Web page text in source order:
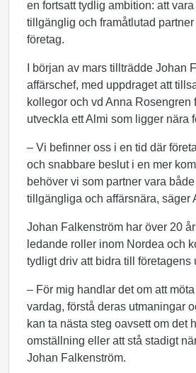
en fortsatt tydlig ambition: att
tillgänglig och framåtlutad
företag.
I början av mars tillträdde Johan
affärschef, med uppdraget att
kollegor och vd Anna Rosengren
utveckla ett Almi som ligger nära
– Vi befinner oss i en tid där
och snabbare beslut i en mer
behöver vi som partner vara
tillgängliga och affärsnära, säger
Johan Falkenström har över 20
ledande roller inom Nordea och
tydligt driv att bidra till företagens
– För mig handlar det om att
vardag, förstå deras utmaningar
kan ta nästa steg oavsett om det
omställning eller att stå stadigt
Johan Falkenström.